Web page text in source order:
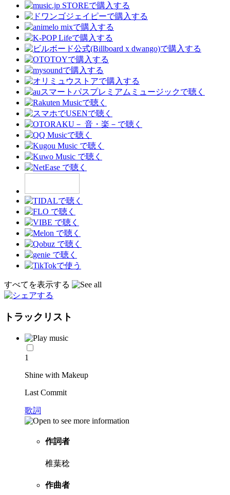
すべてを表示する
トラックリスト
1
Shine with Makeup
Last Commit
歌詞
作詞者
椎葉稔
作曲者